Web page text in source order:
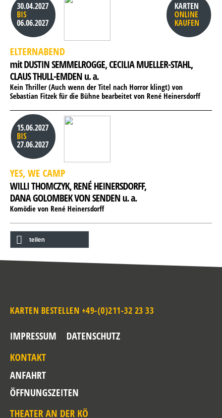
30.04.2027
BIS
06.06.2027
ELTERNABEND
mit DUSTIN SEMMELROGGE, CECILIA MUELLER-STAHL,
CLAUS THULL-EMDEN u. a.
Kein Thriller (Auch wenn der Titel nach Horror klingt) von
Sebastian Fitzek für die Bühne bearbeitet von René Heinersdorff
KARTEN
ONLINE
KAUFEN
15.06.2027
BIS
27.06.2027
YES, WE CAMP
WILLI THOMCZYK, RENÉ HEINERSDORFF,
DANA GOLOMBEK VON SENDEN u. a.
Komödie von René Heinersdorff
teilen
KARTEN BESTELLEN +49-(0)211-32 23 33
IMPRESSUM
DATENSCHUTZ
KONTAKT
ANFAHRT
ÖFFNUNGSZEITEN
THEATER AN DER KÖ